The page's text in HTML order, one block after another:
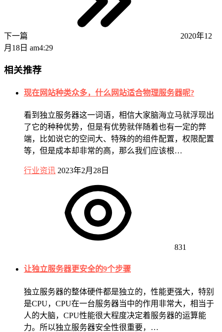
下一篇
2020年12
月18日 am4:29
相关推荐
现在网站种类众多，什么网站适合物理服务器呢?
看到独立服务器这一词语，相信大家脑海立马就浮现出
了它的种种优势，但是有优势就伴随着也有一定的弊
端，比如说它的空间大、特殊的的组件配置，权限配置
等，但是成本却非常的高，那么我们应该根…
行业资讯 2023年2月28日
831
让独立服务器更安全的9个步骤
独立服务器的整体硬件都是独立的，性能更强大，特别
是CPU，CPU在一台服务器当中的作用非常大，相当于
人的大脑，CPU性能很大程度决定着服务器的运算能
力。所以独立服务器安全性很重要，…